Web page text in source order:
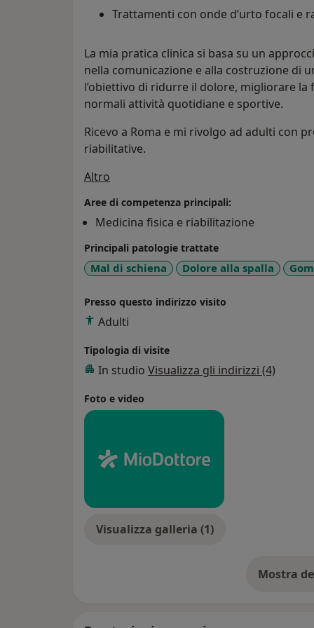
Trattamenti con onde d’urto focali e
La mia pratica clinica si basa su un
nella comunicazione e alla costruzione di
l’obiettivo di ridurre il dolore, migliorare
normali attività quotidiane e sportive.
Ricevo a Roma e mi rivolgo ad adulti con
riabilitative.
Altro
Aree di competenza principali:
Medicina fisica e riabilitazione
Principali patologie trattate
Mal di schiena Dolore alla spalla
Presso questo indirizzo visito
Adulti
Tipologia di visite
In studio Visualizza gli indirizzi (4)
Foto e video
Visualizza galleria (1)
Mostra